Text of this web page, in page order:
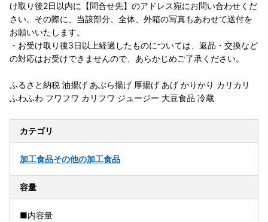
け取り後2日以内に【問合せ先】のアドレス宛にお問い合わせくだ
さい。その際に、当該部分、全体、外箱の写真もあわせて送付を
お願いいたします。
・お受け取り後3日以上経過したものについては、返品・交換など
の対応はお受けできませんので、あらかじめご了承ください。
ふるさと納税 油揚げ あぶら揚げ 厚揚げ あげ かりかり カリカリ
ふわふわ フワフワ カリフワ ジュージー 大豆食品 冷蔵
カテゴリ
加工食品その他の加工食品
容量
■内容量